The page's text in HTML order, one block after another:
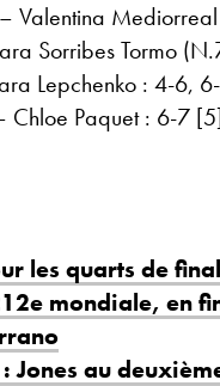
Valentina
Sorribes Tormo
Lepchenko : 4-6,
Chloe Paquet : 6-7
les quarts de
mondiale, en
Jones au